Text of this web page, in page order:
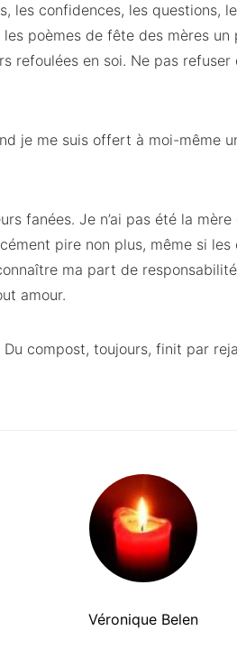
les confidences, les questions,
poèmes de fête des mères
refoulées en soi. Ne pas
je me suis offert à moi-même
fanées. Je n’ai pas été la
pire non plus, même si
ma part de
amour.
compost, toujours, finit par
Véronique Belen